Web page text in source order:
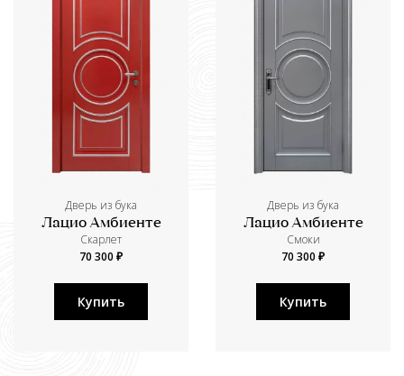
Дверь из бука
Лацио Амбиенте
Скарлет
70 300 ₽
Купить
Дверь из бука
Лацио Амбиенте
Смоки
70 300 ₽
Купить